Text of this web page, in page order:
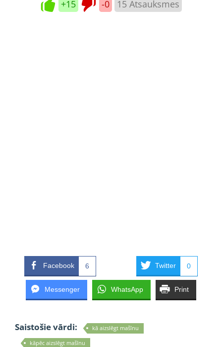
+15 -0 15 Atsauksmes
Facebook 6 Twitter 0
Messenger WhatsApp Print
Saistošie vārdi:
kā aizslēgt mašīnu
kāpēc aizslēgt mašīnu